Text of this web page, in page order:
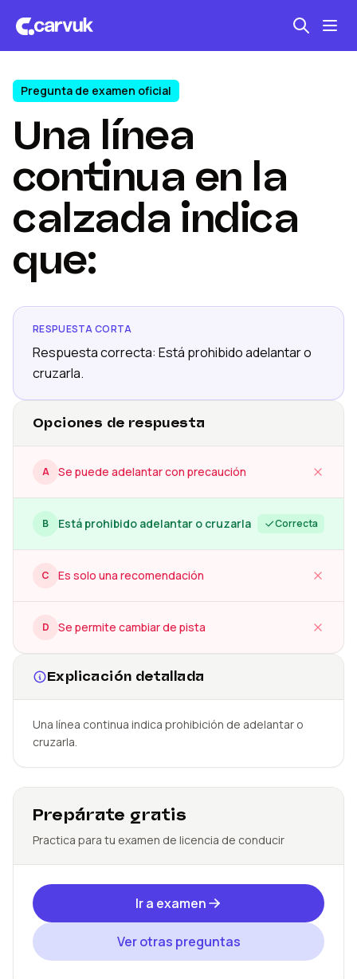
Seguro automotriz
Mantención kilometraje
Revisión técnica
Pregunta de examen oficial
Una línea
continua en la
calzada indica
que:
RESPUESTA CORTA
Respuesta correcta: Está prohibido adelantar o
cruzarla.
Opciones de respuesta
A Se puede adelantar con precaución
B Está prohibido adelantar o cruzarla Correcta
C Es solo una recomendación
D Se permite cambiar de pista
Explicación detallada
Una línea continua indica prohibición de adelantar o
cruzarla.
Prepárate gratis
Practica para tu examen de licencia de conducir
Ir a examen
Ver otras preguntas